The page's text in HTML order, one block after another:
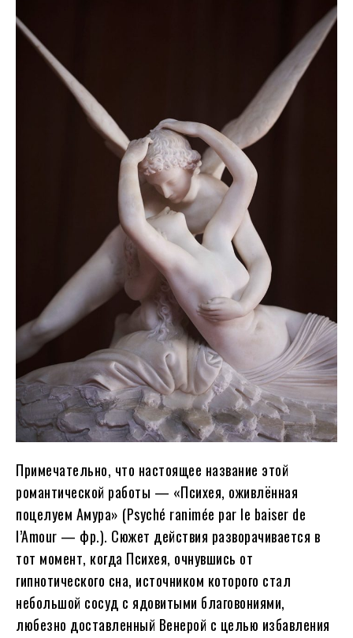
Примечательно, что настоящее название этой
романтической работы — «Психея, оживлённая
поцелуем Амура» (Psyché ranimée par le baiser de
l’Amour — фр.). Сюжет действия разворачивается в
тот момент, когда Психея, очнувшись от
гипнотического сна, источником которого стал
небольшой сосуд с ядовитыми благовониями,
любезно доставленный Венерой с целью избавления